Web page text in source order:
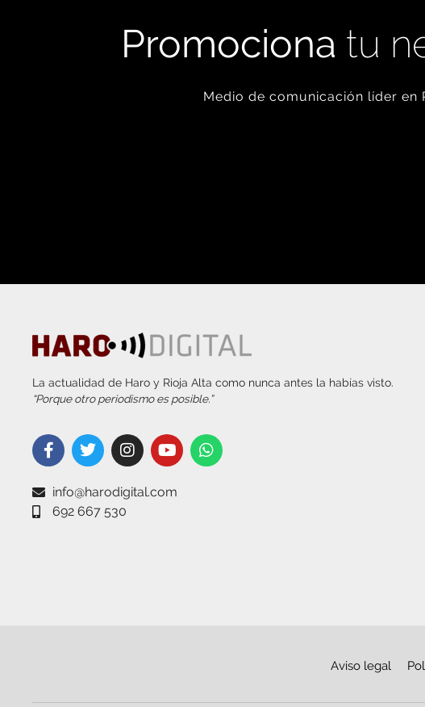
Promociona tu
Medio de comunicación líder en
La actualidad de Haro y Rioja Alta como nunca antes la habías visto.
“Porque otro periodismo es posible.”
info@harodigital.com
692 667 530
Aviso legal